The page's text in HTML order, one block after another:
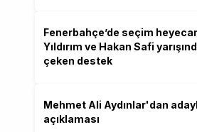
Fenerbahçe’de seçim
Yıldırım ve Hakan Safi
çeken destek
Mehmet Ali Aydınlar'dan
açıklaması